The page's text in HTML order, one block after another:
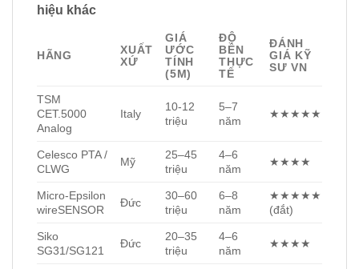
hiệu khác
HÃNG
XUẤT
XỨ
GIÁ
ƯỚC
TÍNH
(5M)
ĐỘ
BỀN
THỰC
TẾ
ĐÁNH
GIÁ KỸ
SƯ VN
TSM
CET.5000
Analog
Italy
10-12
triệu
5–7
năm
★★★★★
Celesco PTA /
CLWG
Mỹ
25–45
triệu
4–6
năm
★★★★
Micro-Epsilon
wireSENSOR
Đức
30–60
triệu
6–8
năm
★★★★★
(đắt)
Siko
SG31/SG121
Đức
20–35
triệu
4–6
năm
★★★★